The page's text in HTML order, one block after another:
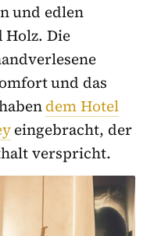
und edlen
Holz. Die
und das
dem Hotel
eingebracht, der
verspricht.